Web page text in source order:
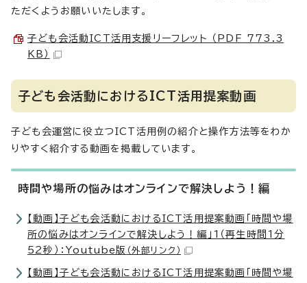
ただくようお願いいたします。
子ども会活動ICT活用支援リーフレット （PDF 773.3
KB）
子ども会活動におけるICT活用提案動画
子ども会運営に役立つICT活用例の紹介と操作方法等をわか
りやすく紹介する動画を掲載しています。
時間や場所の悩みはオンラインで解決しよう！編
【動画】子ども会活動におけるICT活用提案動画「時間や場
所の悩みはオンラインで解決しよう！編」1（再生時間1分
52秒）：Youtube版 （外部リンク）
【動画】子ども会活動におけるICT活用提案動画「時間や場